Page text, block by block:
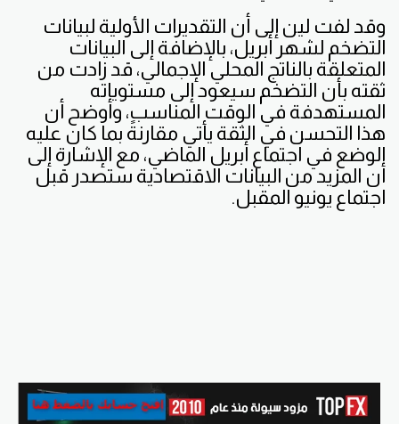
وقد لفت لين إلى أن التقديرات الأولية لبيانات
التضخم لشهر أبريل، بالإضافة إلى البيانات
المتعلقة بالناتج المحلي الإجمالي، قد زادت من
ثقته بأن التضخم سيعود إلى مستوياته
المستهدفة في الوقت المناسب، وأوضح أن
هذا التحسن في الثقة يأتي مقارنةً بما كان عليه
الوضع في اجتماع أبريل الماضي، مع الإشارة إلى
أن المزيد من البيانات الاقتصادية ستصدر قبل
اجتماع يونيو المقبل.